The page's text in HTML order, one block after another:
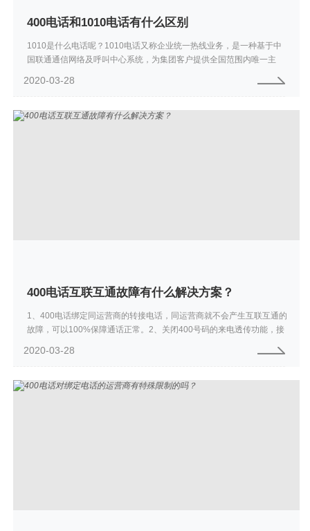
400电话和1010电话有什么区别
1010是什么电话呢？1010电话又称企业统一热线业务，是一种基于中
国联通通信网络及呼叫中心系统，为集团客户提供全国范围内唯一主
呼入由双...
2020-03-28
400电话互联互通故障有什么解决方案？
1、400电话绑定同运营商的转接电话，同运营商就不会产生互联互通的
故障，可以100%保障通话正常。2、关闭400号码的来电透传功能，接
2020-03-28